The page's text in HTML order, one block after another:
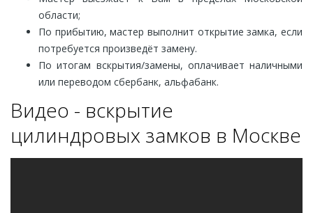
области;
По прибытию, мастер выполнит открытие замка, если
потребуется произведёт замену.
По итогам вскрытия/замены, оплачивает наличными
или переводом сбербанк, альфабанк.
Видео - вскрытие
цилиндровых замков в Москве